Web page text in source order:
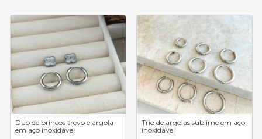
Duo de brincos trevo e argola
em aço inoxidável
Trio de argolas sublime em aço
inoxidável